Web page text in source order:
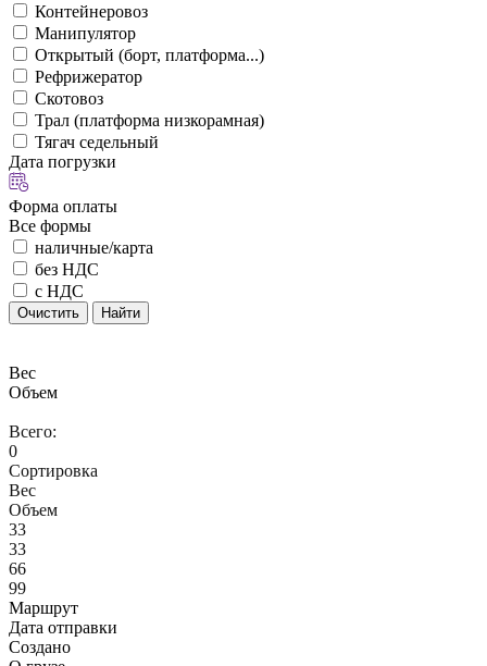
Контейнеровоз
Манипулятор
Открытый (борт, платформа...)
Рефрижератор
Скотовоз
Трал (платформа низкорамная)
Тягач седельный
Дата погрузки
Форма оплаты
Все формы
наличные/карта
без НДС
с НДС
Очистить Найти
Вес
Объем
Всего:
0
Сортировка
Вес
Объем
33
33
66
99
Маршрут
Дата отправки
Создано